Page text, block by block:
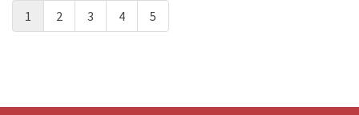
1 2 3 4 5